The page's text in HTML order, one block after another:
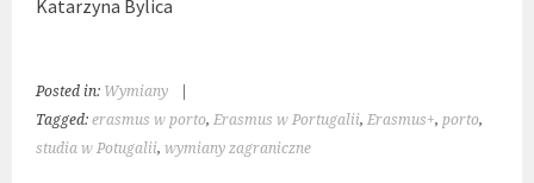
Katarzyna Bylica
Posted in: Wymiany
Tagged:erasmus w porto, Erasmus w Portugalii, Erasmus+, porto,
studia w Potugalii,wymiany zagraniczne